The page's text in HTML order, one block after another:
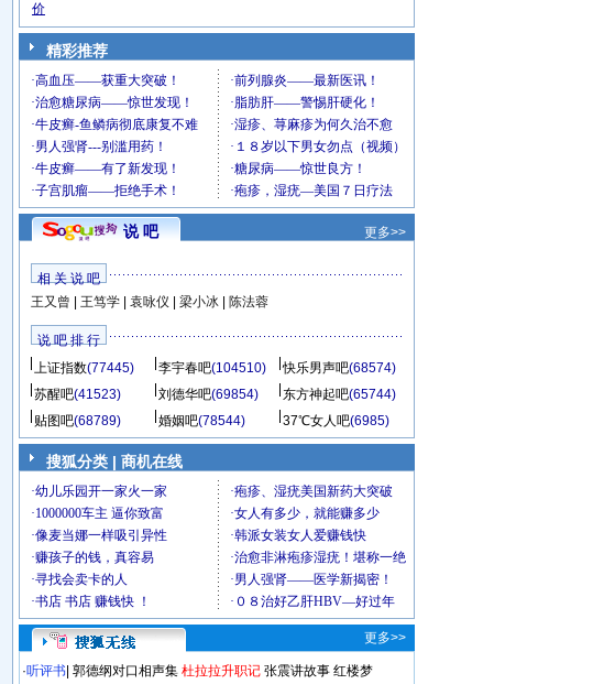
价
精彩推荐
说 吧 更多>>
相 关 说 吧
王又曾
王笃学| 袁咏仪 梁小冰| 陈法蓉
说 吧 排 行
上证指数(77445) 李宇春吧(104510) 快乐男声吧(68574)
苏醒吧(41523) 刘德华吧(69854) 东方神起吧(65744)
贴图吧(68789) 婚姻吧(78544) 37℃女人吧(6985)
搜狐分类 | 商机在线
更多>>
·听评书 郭德纲对口相声集 杜拉拉升职记 张震讲故事 红楼梦